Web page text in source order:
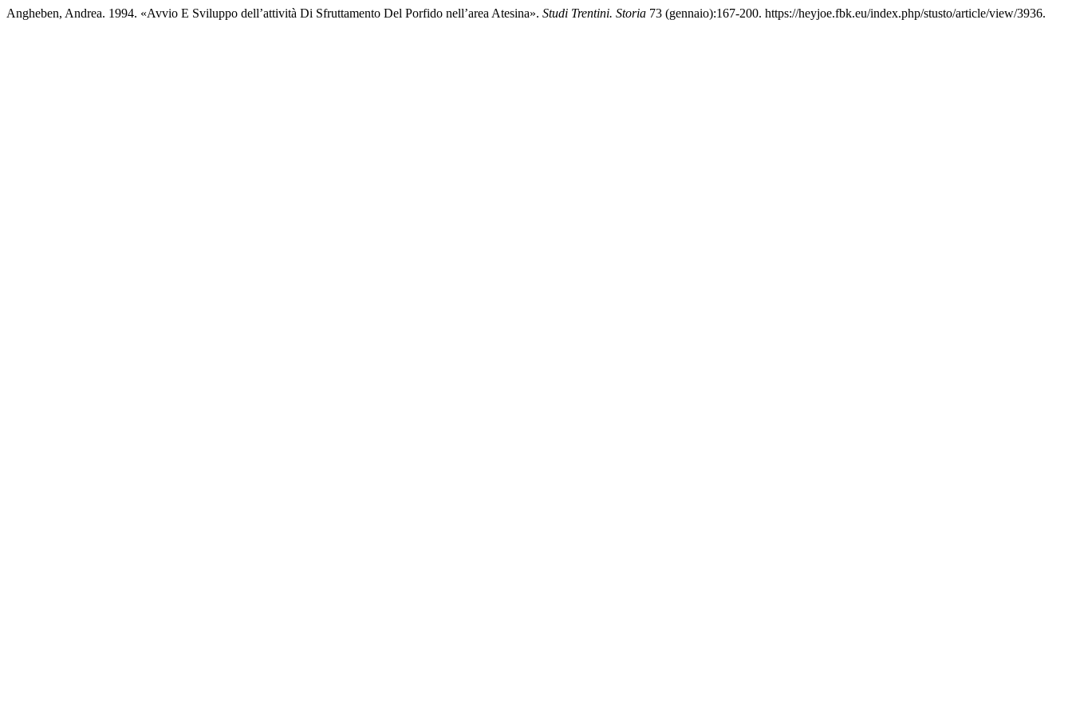
Angheben, Andrea. 1994. «Avvio E Sviluppo dell’attività Di Sfruttamento Del Porfido nell’area Atesina». Studi Trentini. Storia 73 (gennaio):167-200. https://heyjoe.fbk.eu/index.php/stusto/article/view/3936.